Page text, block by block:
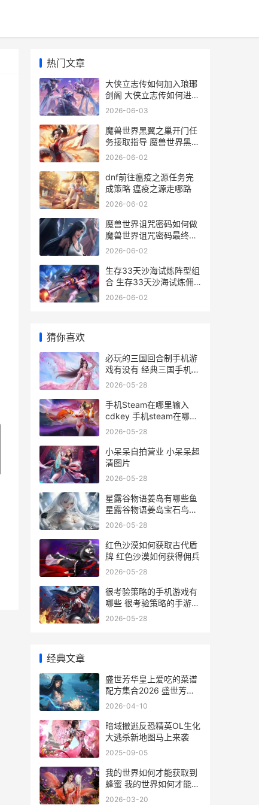
热门文章
大侠立志传如何加入琅琊
剑阁 大侠立志传如何进入
神捕门
2026-06-03
魔兽世界黑翼之巢开门任
务接取指导 魔兽世界黑翼
之巢开门任务
2026-06-02
dnf前往瘟疫之源任务完
成策略 瘟疫之源走哪路
2026-06-02
魔兽世界诅咒密码如何做
魔兽世界诅咒密码最终奖
励
2026-06-02
生存33天沙海试炼阵型组
合 生存33天沙海试炼佣
兵搭配
2026-06-02
猜你喜欢
必玩的三国回合制手机游
戏有没有 经典三国手机回
合游戏
2026-05-28
手机Steam在哪里输入
cdkey 手机steam在哪里
兑换游戏码
2026-05-28
小呆呆自拍营业 小呆呆超
清图片
2026-05-28
星露谷物语姜岛有哪些鱼
星露谷物语姜岛宝石鸟摆
放顺序
2026-05-28
红色沙漠如何获取古代盾
牌 红色沙漠如何获得佣兵
2026-05-28
很考验策略的手机游戏有
哪些 很考验策略的手游有
哪些
2026-05-28
经典文章
盛世芳华皇上爱吃的菜谱
配方集合2026 盛世芳华
皇后
2026-04-10
暗域撤逃反恐精英OL生化
大逃杀新地图马上来袭
2025-09-05
我的世界如何才能获取到
蜂蜜 我的世界如何才能制
作仿真加入游戏消息
2026-03-20